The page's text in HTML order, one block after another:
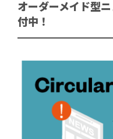
オーダーメイド型
付中！